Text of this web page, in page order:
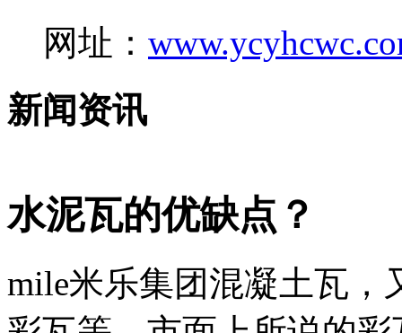
网址：
新闻资讯
水泥瓦的优缺点？
mile米乐集团混凝土瓦，